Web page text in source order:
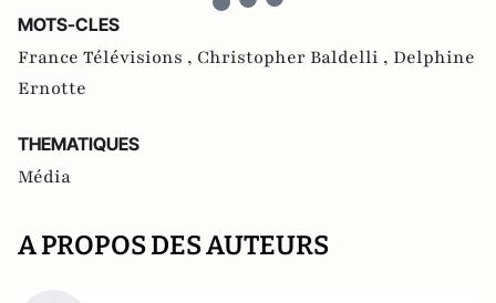
MOTS-CLES
France Télévisions , Christopher Baldelli , Delphine
Ernotte
THEMATIQUES
Média
A PROPOS DES AUTEURS